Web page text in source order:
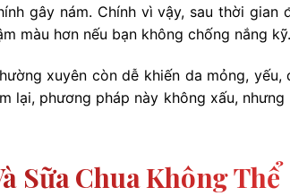
gây nám. Chính vì vậy, sau thời gian
màu hơn nếu bạn không chống nắng kỹ.
xuyên còn dễ khiến da mỏng, yếu,
lại, phương pháp này không xấu, nhưng
Sữa Chua Không Thể